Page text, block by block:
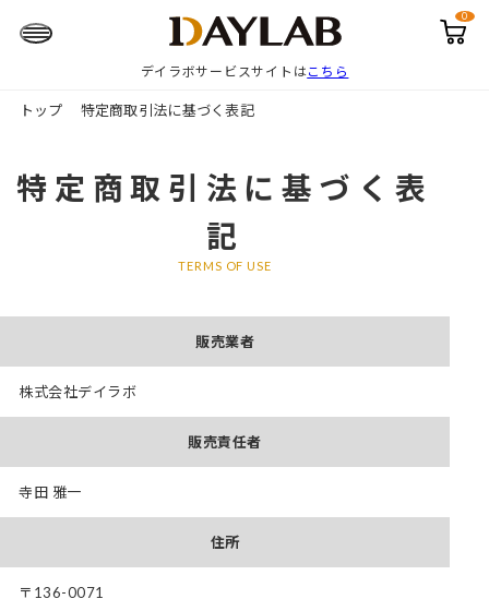
カ
0
デイラボサービスサイトはこちら
トップ 特定商取引法に基づく表記
特定商取引法に基づく表
記
TERMS OF USE
販売業者
株式会社デイラボ
販売責任者
寺田 雅一
住所
〒136-0071